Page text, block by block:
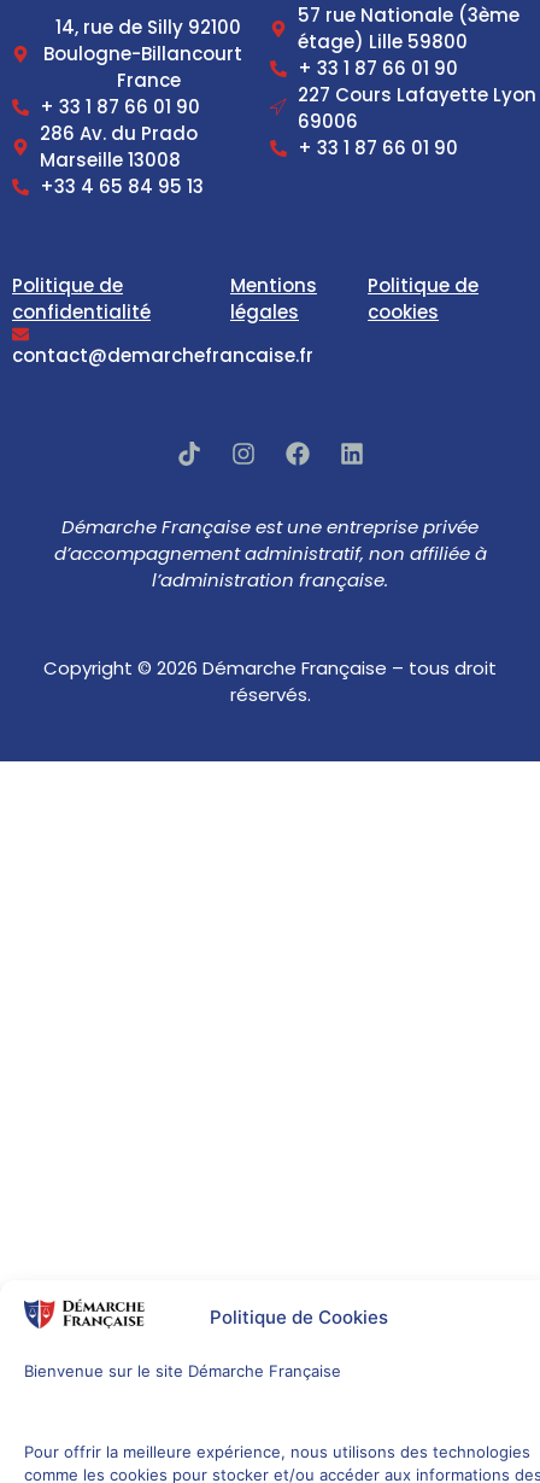
Politique de Cookies
Bienvenue sur le site Démarche Française
Pour offrir la meilleure expérience, nous utilisons des technologies
comme les cookies pour stocker et/ou accéder aux informations
14, rue de Silly 92100
Boulogne-Billancourt
France
+ 33 1 87 66 01 90
286 Av. du Prado
Marseille 13008
+33 4 65 84 95 13
57 rue Nationale (3ème
étage) Lille 59800
+ 33 1 87 66 01 90
227 Cours Lafayette Lyon
69006
+ 33 1 87 66 01 90
Politique de
confidentialité
Mentions
légales
Politique de
cookies
contact@demarchefrancaise.fr
Démarche Française est une entreprise privée
d’accompagnement administratif, non affiliée à
l’administration française.
Copyright © 2026 Démarche Française – tous droit
réservés.